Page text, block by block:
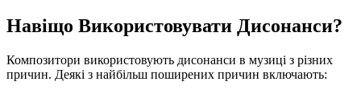
Навіщо Використовувати Дисонанси?
Композитори використовують дисонанси в музиці з різних
причин. Деякі з найбільш поширених причин включають: